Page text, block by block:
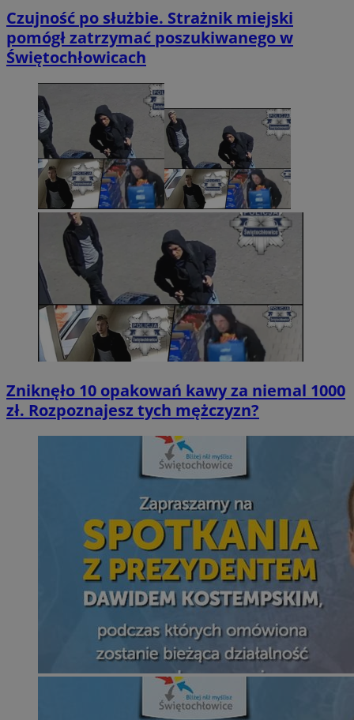
Czujność po służbie. Strażnik miejski
pomógł zatrzymać poszukiwanego w
Świętochłowicach
Zniknęło 10 opakowań kawy za niemal 1000
zł. Rozpoznajesz tych mężczyzn?